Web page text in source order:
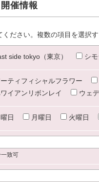
催情報
ださい。複数の項目を選択す
side tokyo（東京） シ
ティフィシャルフラワー
イアンリボンレイ
ウェ
日 月曜日 火曜日
致可